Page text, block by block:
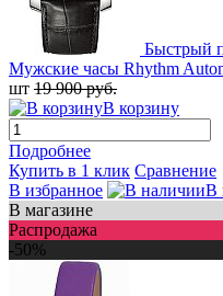
Быстрый
Мужские часы Rhythm
шт 19 900 руб.
В корзину
Подробнее
Купить в 1 клик Сравнение
В избранное
В
В магазине
Распродажа
-50%